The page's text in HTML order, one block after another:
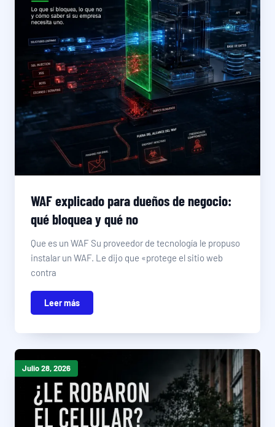
WAF explicado para dueños de negocio:
qué bloquea y qué no
Que es un WAF Su proveedor de tecnología le propuso
instalar un WAF. Le dijo que «protege el sitio web
contra
Leer más
Julio 28, 2026